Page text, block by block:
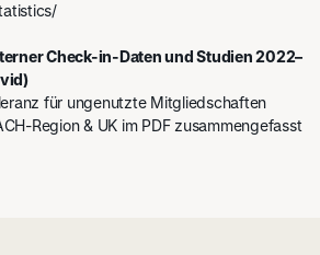
Check-in-Daten und Studien 2022–
für ungenutzte Mitgliedschaften
Region & UK im PDF zusammengefasst